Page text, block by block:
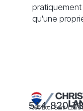
qu'une
514-820-
7085 Boul. Saint-